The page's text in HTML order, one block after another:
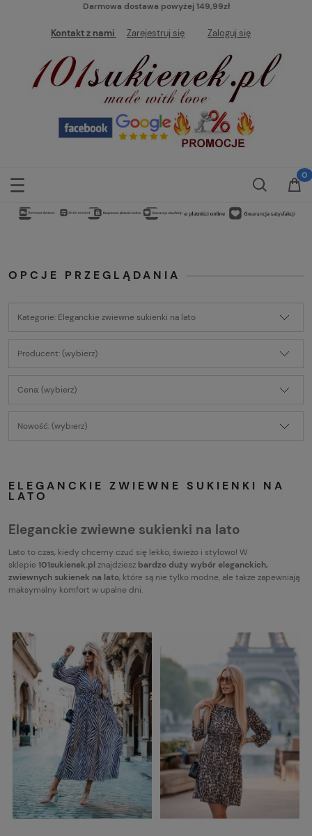
Darmowa dostawa powyżej 149,99zł
Kontakt z nami Zarejestruj się Zaloguj się
OPCJE PRZEGLĄDANIA
Kategorie: Eleganckie zwiewne sukienki na lato
Producent: (wybierz)
Cena: (wybierz)
Nowość: (wybierz)
ELEGANCKIE ZWIEWNE SUKIENKI NA
LATO
Eleganckie zwiewne sukienki na lato
Lato to czas, kiedy chcemy czuć się lekko, świeżo i stylowo! W
sklepie 101sukienek.pl znajdziesz bardzo duży wybór eleganckich,
zwiewnych sukienek na lato, które są nie tylko modne, ale także zapewniają
maksymalny komfort w upalne dni.